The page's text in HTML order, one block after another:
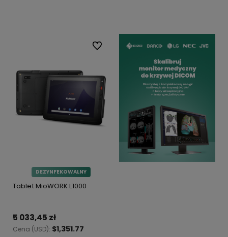
DEZYNFEKOWALNY
Tablet MioWORK L1000
5 033,45 zł
Cena (USD): $1,351.77
Do ulubionych